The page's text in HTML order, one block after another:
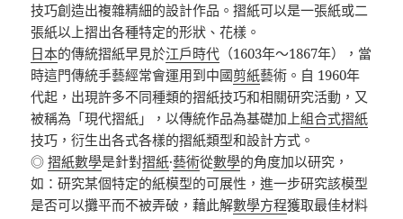
技巧創造出複雜精細的設計作品。摺紙可以是一張紙或二
張紙以上摺出各種特定的形狀、花樣。
日本的傳統摺紙早見於江戶時代 （1603年～1867年），當
時這門傳統手藝經常會運用到中國剪紙藝術。自 1960年
代起，出現許多不同種類的摺紙技巧和相關研究活動，又
被稱為「現代摺紙」，以傳統作品為基礎加上組合式摺紙
技巧，衍生出各式各樣的摺紙類型和設計方式。
◎ 摺紙數學是針對摺紙·藝術從數學的角度加以研究，
如：研究某個特定的紙模型的可展性，進一步研究該模型
是否可以攤平而不被弄破，藉此解數學方程獲取最佳材料